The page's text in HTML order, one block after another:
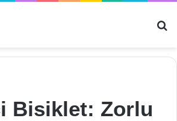
Bisiklet: Zorlu